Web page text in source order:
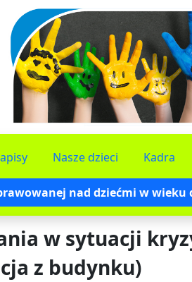
Nasze dzieci Kadra
nad dziećmi w wieku
w sytuacji
z budynku)